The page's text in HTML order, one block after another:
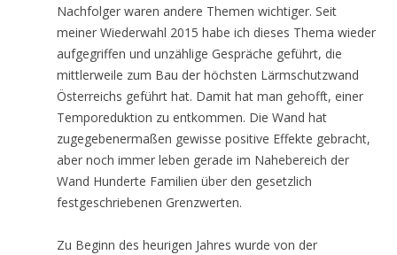
Nachfolger waren andere Themen wichtiger. Seit
meiner Wiederwahl 2015 habe ich dieses Thema wieder
aufgegriffen und unzählige Gespräche geführt, die
mittlerweile zum Bau der höchsten Lärmschutzwand
Österreichs geführt hat. Damit hat man gehofft, einer
Temporeduktion zu entkommen. Die Wand hat
zugegebenermaßen gewisse positive Effekte gebracht,
aber noch immer leben gerade im Nahebereich der
Wand Hunderte Familien über den gesetzlich
festgeschriebenen Grenzwerten.
Zu Beginn des heurigen Jahres wurde von der